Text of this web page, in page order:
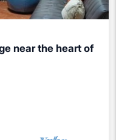
near the heart of